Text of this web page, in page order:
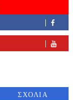
ΣΧΟΛΙΑ